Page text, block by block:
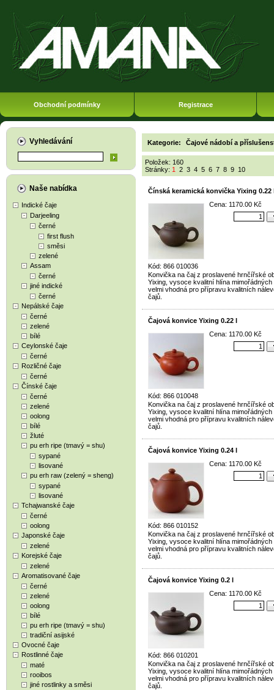
Obchodní podmínky Registrace
Vyhledávání
Naše nabídka
Indické čaje
Darjeeling
černé
first flush
směsi
zelené
Assam
černé
jiné indické
černé
Nepálské čaje
černé
zelené
bílé
Ceylonské čaje
černé
Rozličné čaje
černé
Čínské čaje
černé
zelené
oolong
bílé
žluté
pu erh ripe (tmavý = shu)
sypané
lisované
pu erh raw (zelený = sheng)
sypané
lisované
Tchajwanské čaje
černé
oolong
Japonské čaje
zelené
Korejské čaje
zelené
Aromatisované čaje
černé
zelené
oolong
bílé
pu erh ripe (tmavý = shu)
tradiční asijské
Ovocné čaje
Rostlinné čaje
maté
rooibos
jiné rostlinky a směsi
Kategorie: Čajové nádobí a
Položek: 160
Stránky: 1 2 3 4 5 6 7 8 9 10
Čínská keramická konvička Yixing 0.22
Kód: 866 010036
Cena: 1170.00 Kč
Konvička na čaj z proslavené hrnčířské
Yixing, vysoce kvalitní hlína
velmi vhodná pro přípravu kvalitních
čajů.
Čajová konvice Yixing 0.22 l
Kód: 866 010048
Cena: 1170.00 Kč
Konvička na čaj z proslavené hrnčířské
Yixing, vysoce kvalitní hlína
velmi vhodná pro přípravu kvalitních
čajů.
Čajová konvice Yixing 0.24 l
Kód: 866 010152
Cena: 1170.00 Kč
Konvička na čaj z proslavené hrnčířské
Yixing, vysoce kvalitní hlína
velmi vhodná pro přípravu kvalitních
čajů.
Čajová konvice Yixing 0.2 l
Kód: 866 010201
Cena: 1170.00 Kč
Konvička na čaj z proslavené hrnčířské
Yixing, vysoce kvalitní hlína
velmi vhodná pro přípravu kvalitních
čajů.